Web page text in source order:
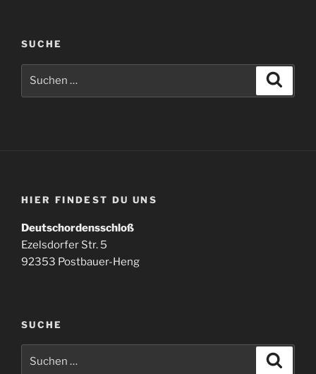
SUCHE
HIER FINDEST DU UNS
Deutschordensschloß
Ezelsdorfer Str. 5
92353 Postbauer-Heng
SUCHE
nach: